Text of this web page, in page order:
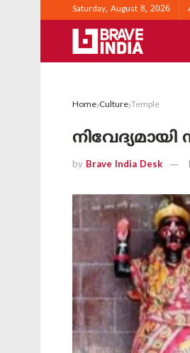
Saturday, August 8, 2026
Home Culture Temple
by Brave India Desk